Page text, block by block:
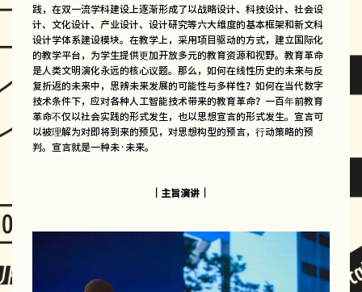
践，在双一流学科建设上逐渐形成了以战略设计、科技设计、社会设
计、文化设计、产业设计、设计研究等六大维度的基本框架和新文科
设计学体系建设模块。在教学上，采用项目驱动的方式，建立国际化
的教学平台，为学生提供更加开放多元的教育资源和视野。教育革命
是人类文明演化永远的核心议题。那么，如何在线性历史的未来与反
复折返的未来中，思辨未来发展的可能性与多样性？如何在当代数字
技术条件下，应对各种人工智能技术带来的教育革命？一百年前教育
革命不仅以社会实践的形式发生，也以思想宣言的形式发生。宣言可
以被理解为对即将到来的预见，对思想构型的预言，行动策略的预
判。宣言就是一种未·未来。
｜主旨演讲｜